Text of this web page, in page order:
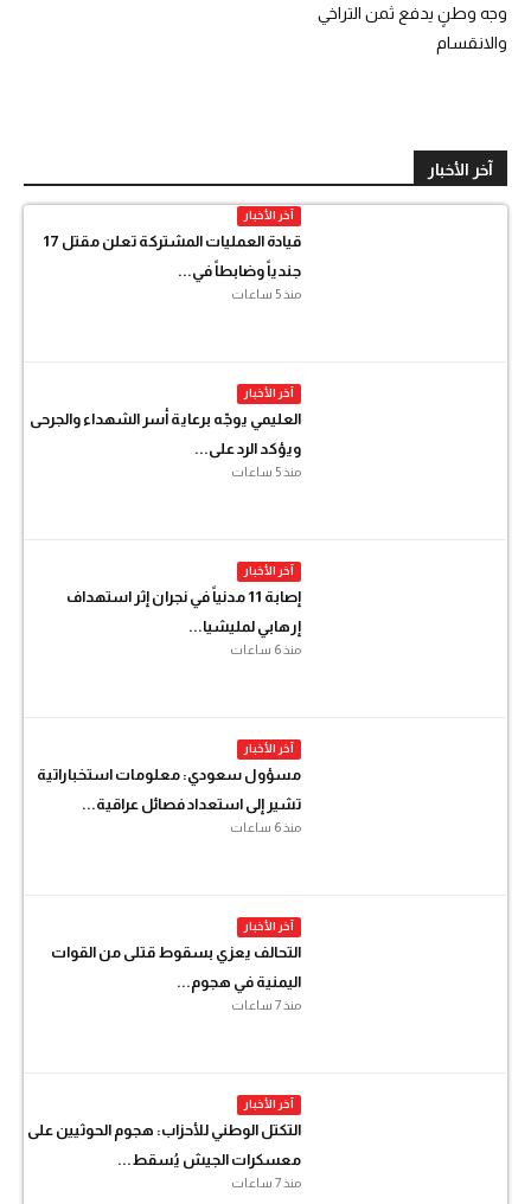
وجه وطنٍ يدفع ثمن التراخي
والانقسام
آخر الأخبار
آخر الأخبار
قيادة العمليات المشتركة تعلن مقتل 17
جندياً وضابطاً في...
منذ 5 ساعات
آخر الأخبار
العليمي يوجّه برعاية أسر الشهداء والجرحى
ويؤكد الرد على...
منذ 5 ساعات
آخر الأخبار
إصابة 11 مدنياً في نجران إثر استهداف
إرهابي لمليشيا...
منذ 6 ساعات
آخر الأخبار
مسؤول سعودي: معلومات استخباراتية
تشير إلى استعداد فصائل عراقية...
منذ 6 ساعات
آخر الأخبار
التحالف يعزي بسقوط قتلى من القوات
اليمنية في هجوم...
منذ 7 ساعات
آخر الأخبار
التكتل الوطني للأحزاب: هجوم الحوثيين على
معسكرات الجيش يُسقط...
منذ 7 ساعات